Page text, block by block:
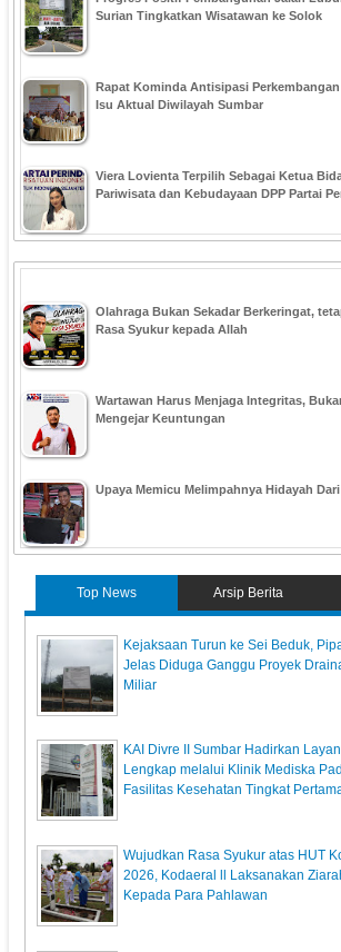
Surian Tingkatkan Wisatawan ke Solok
Rapat Kominda Antisipasi Perkembangan
Isu Aktual Diwilayah Sumbar
Viera Lovienta Terpilih Sebagai Ketua
Pariwisata dan Kebudayaan DPP Partai
Olahraga Bukan Sekadar Berkeringat,
Rasa Syukur kepada Allah
Wartawan Harus Menjaga Integritas,
Mengejar Keuntungan
Upaya Memicu Melimpahnya Hidayah
Top News Arsip Berita
Kejaksaan Turun ke Sei Beduk,
Jelas Diduga Ganggu Proyek
Miliar
KAI Divre II Sumbar Hadirkan
Lengkap melalui Klinik Mediska
Fasilitas Kesehatan Tingkat
Wujudkan Rasa Syukur atas HUT
2026, Kodaeral ll Laksanakan
Kepada Para Pahlawan